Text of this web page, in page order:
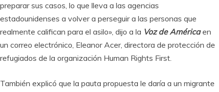
preparar sus casos, lo que lleva a las agencias
estadounidenses a volver a perseguir a las personas que
realmente califican para el asilo», dijo a la Voz de Américaen
un correo electrónico, Eleanor Acer, directora de protección de
refugiados de la organización Human Rights First.
También explicó que la pauta propuesta le daría a un migrante